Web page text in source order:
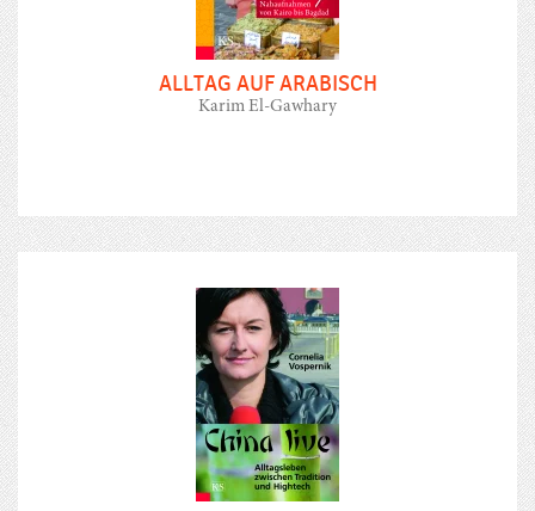
ALLTAG AUF ARABISCH
Karim El-Gawhary